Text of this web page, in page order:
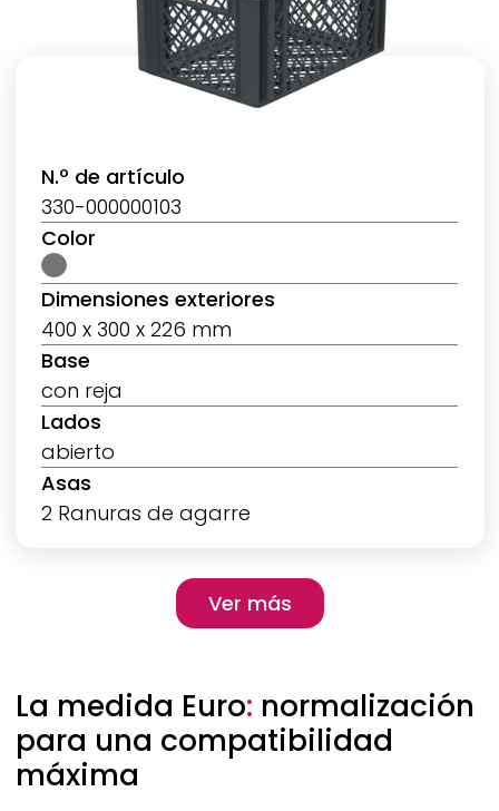
N.º de artículo
330-000000103
Color
Dimensiones exteriores
400 x 300 x 226 mm
Base
con reja
Lados
abierto
Asas
2 Ranuras de agarre
Pagination
Ver más
Ver más
La medida Euro: normalización
para una compatibilidad
máxima